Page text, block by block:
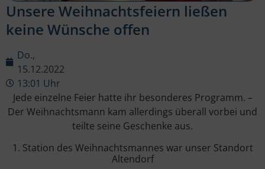
Unsere Weihnachtsfeiern ließen
keine Wünsche offen
Do.,
15.12.2022
13:01 Uhr
Jede einzelne Feier hatte ihr besonderes Programm. –
Der Weihnachtsmann kam allerdings überall vorbei und
teilte seine Geschenke aus.
1. Station des Weihnachtsmannes war unser Standort
Altendorf